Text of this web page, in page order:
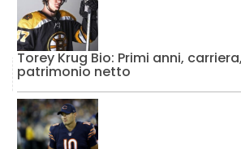
Torey Krug Bio: Primi anni,
patrimonio netto